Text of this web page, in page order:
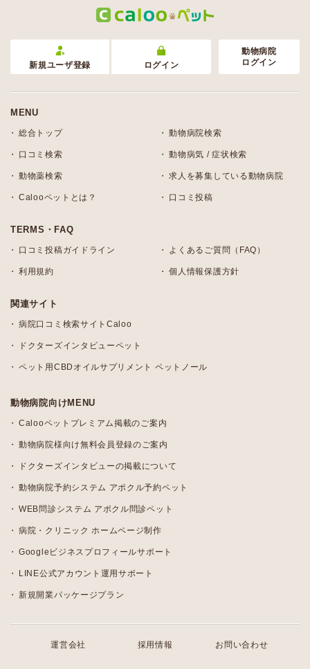
新規ユーザ登録 ログイン
動物病院
ログイン
MENU
総合トップ 動物病院検索
口コミ検索 動物病気 / 症状検索
動物薬検索 求人を募集している動物病院
Calooペットとは？ 口コミ投稿
TERMS・FAQ
口コミ投稿ガイドライン よくあるご質問（FAQ）
利用規約 個人情報保護方針
関連サイト
病院口コミ検索サイトCaloo
ドクターズインタビューペット
ペット用CBDオイルサプリメント ペットノール
動物病院向けMENU
Calooペットプレミアム掲載のご案内
動物病院様向け無料会員登録のご案内
ドクターズインタビューの掲載について
動物病院予約システム アポクル予約ペット
WEB問診システム アポクル問診ペット
病院・クリニック ホームページ制作
Googleビジネスプロフィールサポート
LINE公式アカウント運用サポート
新規開業パッケージプラン
運営会社 採用情報 お問い合わせ